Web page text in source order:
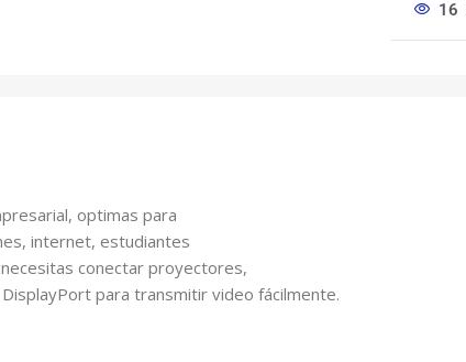
16
optimas para
internet, estudiantes
conectar proyectores,
para transmitir video fácilmente.